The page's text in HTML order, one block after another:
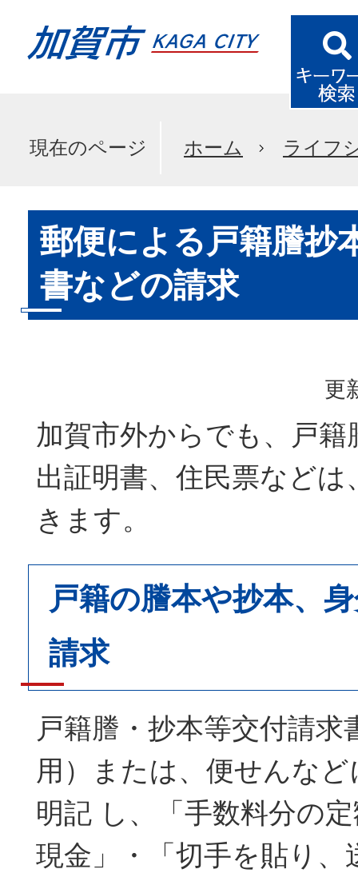
現在のページ ホーム ライフ
郵便による戸籍謄抄
書などの請求
更
加賀市外からでも、戸籍
出証明書、住民票などは
きます。
戸籍の謄本や抄本、
請求
戸籍謄・抄本等交付請求
用）または、便せんな
明記 し、「手数料分の
現金」・「切手を貼り、